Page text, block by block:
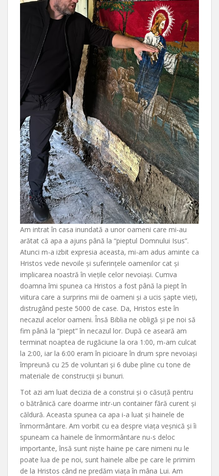
Am intrat în casa inundată a unor oameni care mi-au
arătat că apa a ajuns până la “pieptul Domnului Isus”.
Atunci m-a izbit expresia aceasta, mi-am adus aminte ca
Hristos vede nevoile și suferințele oamenilor cat și
implicarea noastră în viețile celor nevoiași. Cumva
doamna îmi spunea ca Hristos a fost până la piept în
viitura care a surprins mii de oameni și a ucis șapte vieți,
distrugând peste 5000 de case. Da, Hristos este în
necazul acelor oameni. Însă Biblia ne obligă și pe noi să
fim până la “piept” în necazul lor. După ce aseară am
terminat noaptea de rugăciune la ora 1:00, m-am culcat
la 2:00, iar la 6:00 eram în picioare în drum spre nevoiași
împreună cu 25 de voluntari și 6 dube pline cu tone de
materiale de construcții și bunuri.
Tot azi am luat decizia de a construi și o căsuță pentru
o bătrânică care doarme intr-un container fără curent și
căldură. Aceasta spunea ca apa i-a luat și hainele de
înmormântare. Am vorbit cu ea despre viața veșnică și îi
spuneam ca hainele de înmormântare nu-s deloc
importante, însă sunt niște haine pe care nimeni nu le
poate lua de pe noi, sunt hainele albe pe care le primim
de la Hristos când ne predăm viața în mâna Lui. Am